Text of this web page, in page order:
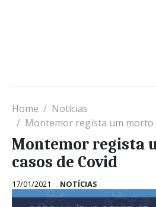
Home
Notícias
Montemor regista um morto
Montemor regista
casos de Covid
17/01/2021 NOTÍCIAS